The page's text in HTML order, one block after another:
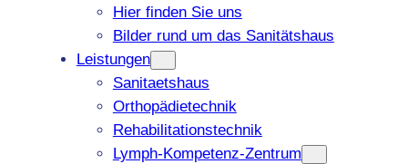
Hier finden Sie uns
Bilder rund um das Sanitätshaus
Leistungen
Sanitaetshaus
Orthopädietechnik
Rehabilitationstechnik
Lymph-Kompetenz-Zentrum